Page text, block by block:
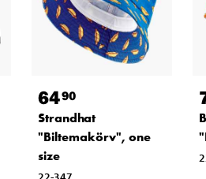
6490
Strandhat
"Biltemakörv", one
size